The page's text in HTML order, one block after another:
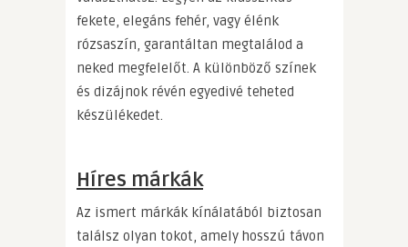
fekete, elegáns fehér, vagy élénk
rózsaszín, garantáltan megtalálod a
neked megfelelőt. A különböző színek
és dizájnok révén egyedivé teheted
készülékedet.
Híres márkák
Az ismert márkák kínálatából biztosan
találsz olyan tokot, amely hosszú távon